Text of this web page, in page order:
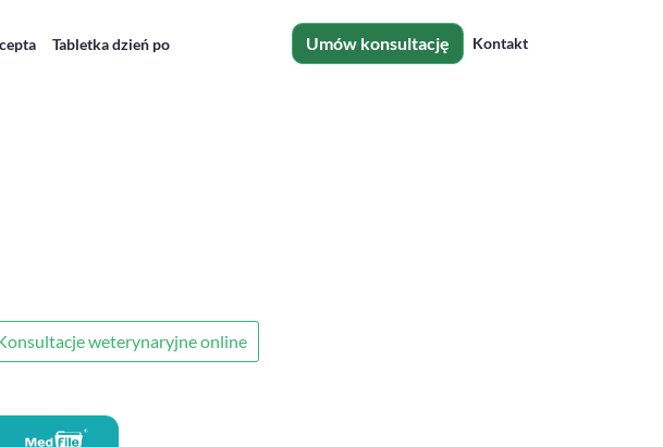
Tabletka dzień po Umów konsultację Kontakt
weterynaryjne online